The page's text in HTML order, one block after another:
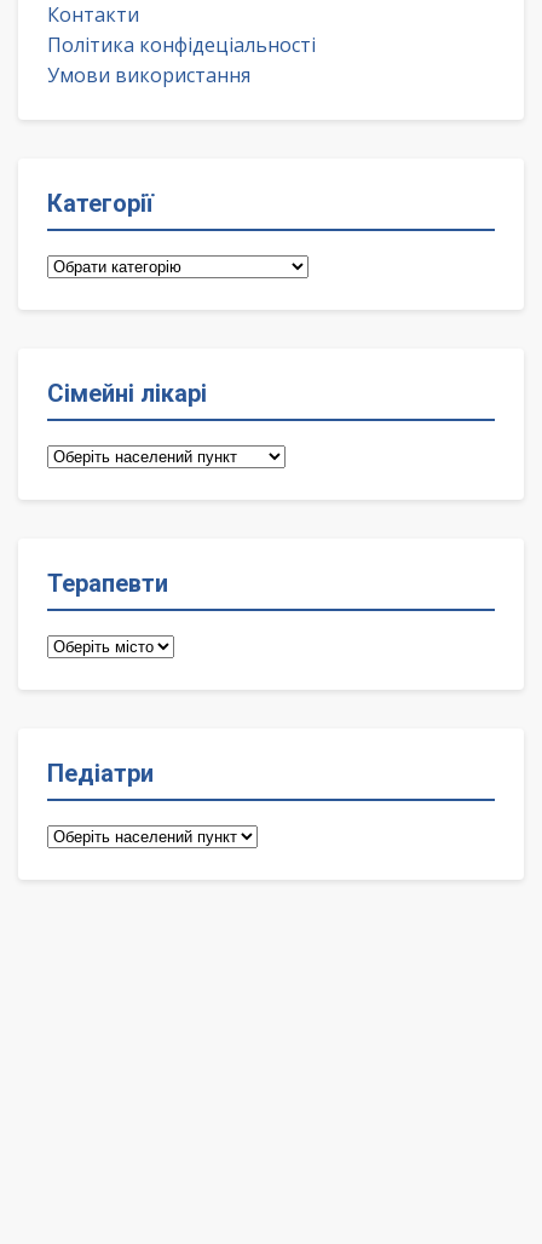
Контакти
Політика конфідеціальності
Умови використання
Категорії
Категорії
Сімейні лікарі
Сімейні
Терапевти
Терапевти
Педіатри
Педіатри